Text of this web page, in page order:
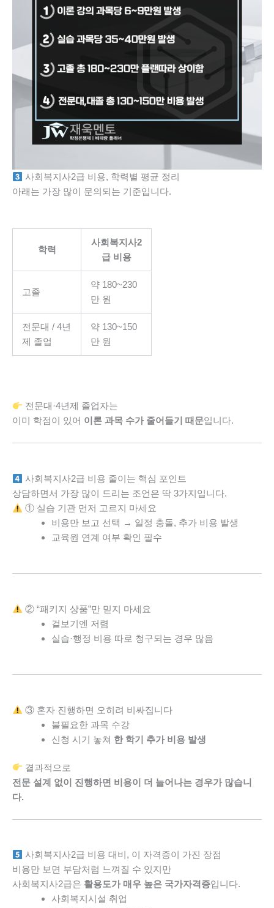
사회복지사2급 비용, 학력별 평균 정리
아래는 가장 많이 문의되는 기준입니다.
학력
사회복지사2
급 비용
고졸
약 180~230
만 원
전문대 / 4년
제 졸업
약 130~150
만 원
전문대·4년제 졸업자는
이미 학점이 있어 이론 과목 수가 줄어들기 때문입니다.
사회복지사2급 비용 줄이는 핵심 포인트
상담하면서 가장 많이 드리는 조언은 딱 3가지입니다.
① 실습 기관 먼저 고르지 마세요
비용만 보고 선택 → 일정 충돌, 추가 비용 발생
교육원 연계 여부 확인 필수
② “패키지 상품”만 믿지 마세요
겉보기엔 저렴
실습·행정 비용 따로 청구되는 경우 많음
③ 혼자 진행하면 오히려 비싸집니다
불필요한 과목 수강
신청 시기 놓쳐 한 학기 추가 비용 발생
결과적으로
전문 설계 없이 진행하면 비용이 더 늘어나는 경우가 많습니
다.
사회복지사2급 비용 대비, 이 자격증이 가진 장점
비용만 보면 부담처럼 느껴질 수 있지만
사회복지사2급은 활용도가 매우 높은 국가자격증입니다.
사회복지시설 취업